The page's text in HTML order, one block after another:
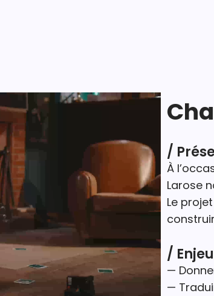
/
À
Larose
Le
/
—
—